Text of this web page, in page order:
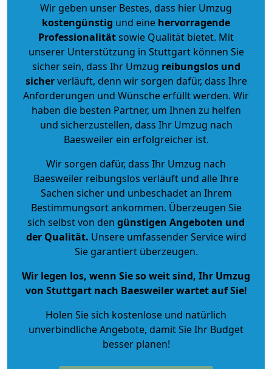
Wir geben unser Bestes, dass hier Umzug
kostengünstig und eine hervorragende
Professionalitätsowie Qualität bietet. Mit
unserer Unterstützung in Stuttgart können Sie
sicher sein, dass Ihr Umzug reibungslos und
sicherverläuft, denn wir sorgen dafür, dass Ihre
Anforderungen und Wünsche erfüllt werden. Wir
haben die besten Partner, um Ihnen zu helfen
und sicherzustellen, dass Ihr Umzug nach
Baesweiler ein erfolgreicher ist.
Wir sorgen dafür, dass Ihr Umzug nach
Baesweiler reibungslos verläuft und alle Ihre
Sachen sicher und unbeschadet an Ihrem
Bestimmungsort ankommen. Überzeugen Sie
sich selbst von den günstigen Angeboten und
der Qualität. Unsere umfassender Service wird
Sie garantiert überzeugen.
Wir legen los, wenn Sie so weit sind, Ihr Umzug
von Stuttgart nach Baesweiler wartet auf Sie!
Holen Sie sich kostenlose und natürlich
unverbindliche Angebote, damit Sie Ihr Budget
besser planen!